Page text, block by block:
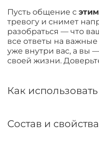
Пусть общение с
тревогу и снимет
разобраться — что
все ответы на
уже внутри вас, а вы
своей жизни.
Как использовать
Состав и свойства